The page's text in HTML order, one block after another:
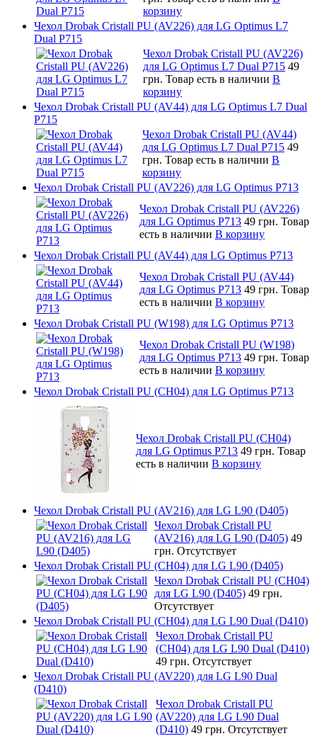
корзину
Чехол Drobak Cristall PU (AV226) для LG Optimus L7
Dual P715
Чехол Drobak Cristall PU (AV226)
для LG Optimus L7 Dual P715 49
грн. Товар есть в наличии В
корзину
Чехол Drobak Cristall PU (AV44) для LG Optimus L7 Dual
P715
Чехол Drobak Cristall PU (AV44)
для LG Optimus L7 Dual P715 49
грн. Товар есть в наличии В
корзину
Чехол Drobak Cristall PU (AV226) для LG Optimus P713
Чехол Drobak Cristall PU (AV226)
для LG Optimus P713 49 грн. Товар
есть в наличии В корзину
Чехол Drobak Cristall PU (AV44) для LG Optimus P713
Чехол Drobak Cristall PU (AV44)
для LG Optimus P713 49 грн. Товар
есть в наличии В корзину
Чехол Drobak Cristall PU (W198) для LG Optimus P713
Чехол Drobak Cristall PU (W198)
для LG Optimus P713 49 грн. Товар
есть в наличии В корзину
Чехол Drobak Cristall PU (CH04) для LG Optimus P713
Чехол Drobak Cristall PU (CH04)
для LG Optimus P713 49 грн. Товар
есть в наличии В корзину
Чехол Drobak Cristall PU (AV216) для LG L90 (D405)
Чехол Drobak Cristall PU
(AV216) для LG L90 (D405) 49
грн. Отсутствует
Чехол Drobak Cristall PU (CH04) для LG L90 (D405)
Чехол Drobak Cristall PU (CH04)
для LG L90 (D405) 49 грн.
Отсутствует
Чехол Drobak Cristall PU (CH04) для LG L90 Dual (D410)
Чехол Drobak Cristall PU
(CH04) для LG L90 Dual (D410)
49 грн. Отсутствует
Чехол Drobak Cristall PU (AV220) для LG L90 Dual
(D410)
Чехол Drobak Cristall PU
(AV220) для LG L90 Dual
(D410) 49 грн. Отсутствует